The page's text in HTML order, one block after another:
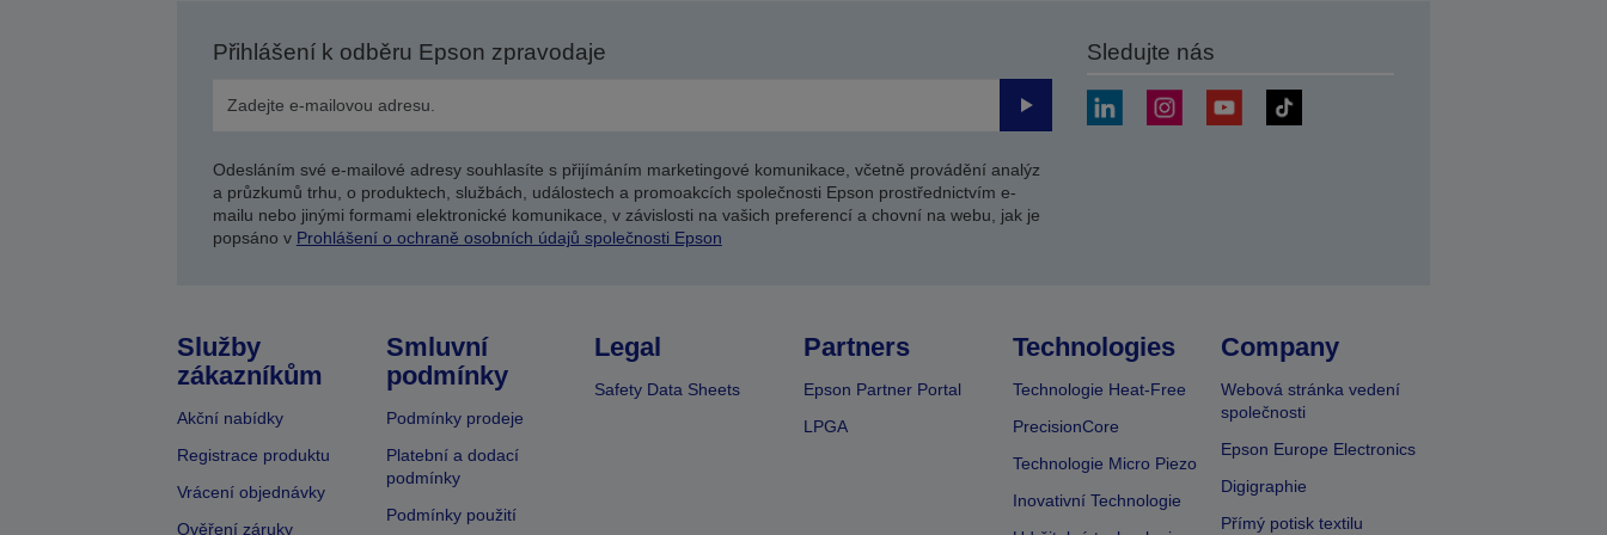
Přihlášení k odběru Epson zpravodaje
Odeslat
Odesláním své e-mailové adresy souhlasíte s přijímáním marketingové komunikace, včetně provádění analýz
a průzkumů trhu, o produktech, službách, událostech a promoakcích společnosti Epson prostřednictvím e-
mailu nebo jinými formami elektronické komunikace, v závislosti na vašich preferencí a chovní na webu, jak je
popsáno v Prohlášení o ochraně osobních údajů společnosti Epson
Sledujte nás
Služby
zákazníkům
Akční nabídky
Registrace produktu
Vrácení objednávky
Ověření záruky
Smluvní
podmínky
Podmínky prodeje
Platební a dodací
podmínky
Podmínky použití
Legal
Safety Data Sheets
Partners
Epson Partner Portal
LPGA
Technologies
Technologie Heat-Free
PrecisionCore
Technologie Micro Piezo
Inovativní Technologie
Company
Webová stránka vedení
společnosti
Epson Europe Electronics
Digigraphie
Přímý potisk textilu